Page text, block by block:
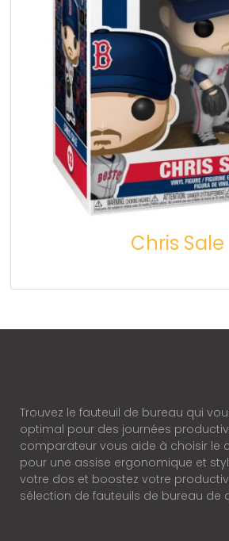
Chris Sale
Trouvez le fauteuil de bureau qui
optimal pour des journées
comparateur vous aide à choisir le
pour une assise ergonomique et
votre dos et boostez votre
sélection de fauteuils de bureau de